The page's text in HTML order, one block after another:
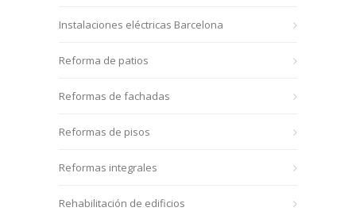
Instalaciones eléctricas Barcelona
Reforma de patios
Reformas de fachadas
Reformas de pisos
Reformas integrales
Rehabilitación de edificios